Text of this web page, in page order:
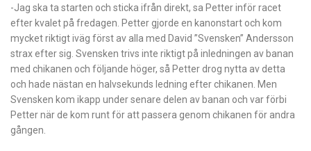
-Jag ska ta starten och sticka ifrån direkt, sa Petter inför racet
efter kvalet på fredagen. Petter gjorde en kanonstart och kom
mycket riktigt iväg först av alla med David ”Svensken” Andersson
strax efter sig. Svensken trivs inte riktigt på inledningen av banan
med chikanen och följande höger, så Petter drog nytta av detta
och hade nästan en halvsekunds ledning efter chikanen. Men
Svensken kom ikapp under senare delen av banan och var förbi
Petter när de kom runt för att passera genom chikanen för andra
gången.